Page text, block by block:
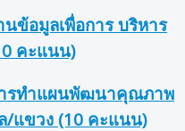
ข้อมูลเพื่อการ บริหาร
คะแนน)
ารทำแผนพัฒนาคุณภาพ
แขวง (10 คะแนน)